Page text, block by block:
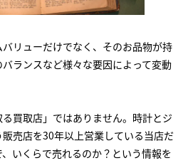
リューだけでなく、そのお品物が持
ランスなど様々な要因によって変動
買取店」ではありません。時計とジ
売店を30年以上営業している当店だ
いくらで売れるのか？という情報を